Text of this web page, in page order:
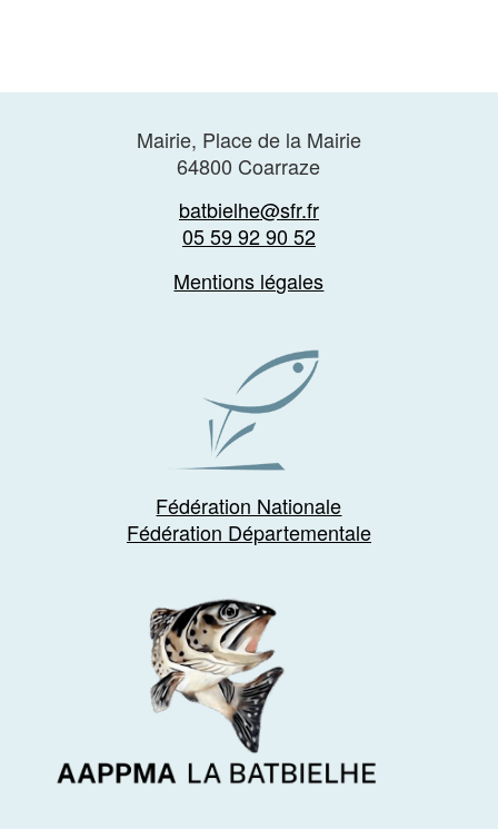
Mairie, Place de la Mairie
64800 Coarraze
batbielhe@sfr.fr
05 59 92 90 52
Mentions légales
Fédération Nationale
Fédération Départementale